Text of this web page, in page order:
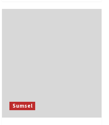
Sumsel